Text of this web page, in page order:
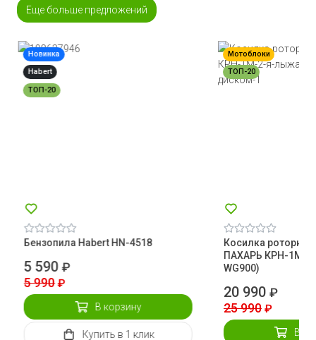
Еще больше предложений
Новинка
Habert
ТОП-20
Бензопила Habert HN-4518
5 590₽
5 990 ₽
В корзину
Купить в 1 клик
Мотоблоки
ТОП-20
Косилка роторная
ПАХАРЬ КРН-1М
WG900)
20 990 ₽
25 990 ₽
В